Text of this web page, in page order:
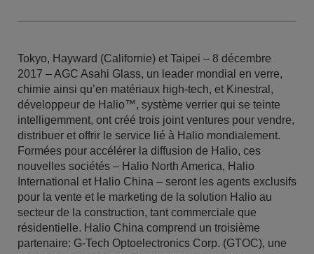
Tokyo, Hayward (Californie) et Taipei – 8 décembre
2017 – AGC Asahi Glass, un leader mondial en verre,
chimie ainsi qu’en matériaux high-tech, et Kinestral,
développeur de Halio™, système verrier qui se teinte
intelligemment, ont créé trois joint ventures pour vendre,
distribuer et offrir le service lié à Halio mondialement.
Formées pour accélérer la diffusion de Halio, ces
nouvelles sociétés – Halio North America, Halio
International et Halio China – seront les agents exclusifs
pour la vente et le marketing de la solution Halio au
secteur de la construction, tant commerciale que
résidentielle. Halio China comprend un troisième
partenaire: G-Tech Optoelectronics Corp. (GTOC), une